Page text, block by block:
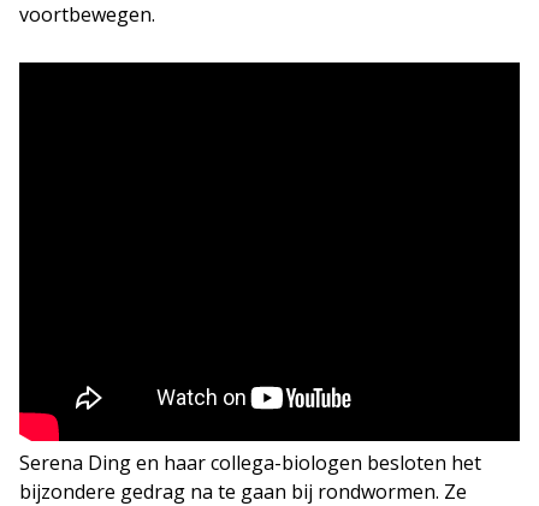
voortbewegen.
Serena Ding en haar collega-biologen besloten het
bijzondere gedrag na te gaan bij rondwormen. Ze